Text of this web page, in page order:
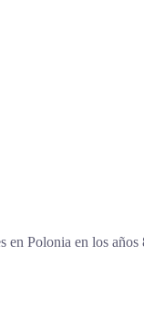
Polonia en los